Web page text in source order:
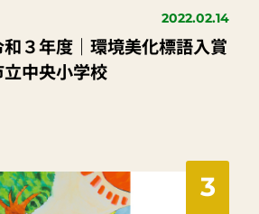
2022.02.14
和３年度｜環境美化標語入賞
中央小学校
3